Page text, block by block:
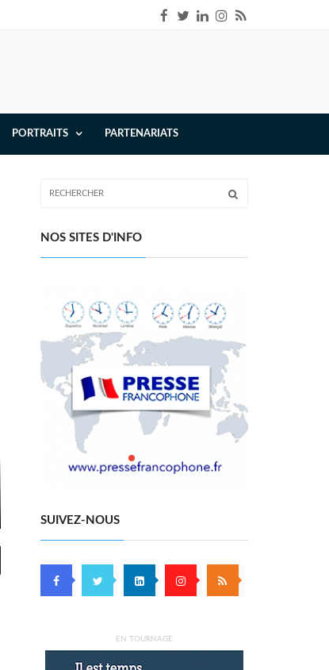
PORTRAITS PARTENARIATS
NOS SITES D'INFO
SUIVEZ-NOUS
EN TOURNAGE